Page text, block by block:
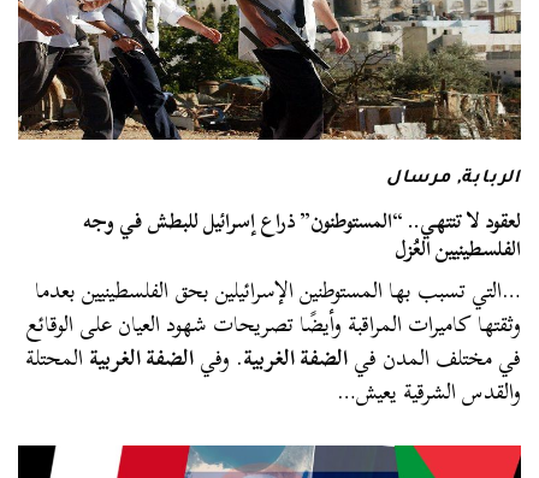
الربابة,مرسال
لعقود لا تنتهي.. “المستوطنون” ذراع إسرائيل للبطش في وجه
الفلسطينيين العُزل
…التي تسبب بها المستوطنين الإسرائيلين بحق الفلسطينيين بعدما
وثقتها كاميرات المراقبة وأيضًا تصريحات شهود العيان على الوقائع
في مختلف المدن فيالضفة الغربية. وفيالضفة الغربيةالمحتلة
والقدس الشرقية يعيش…